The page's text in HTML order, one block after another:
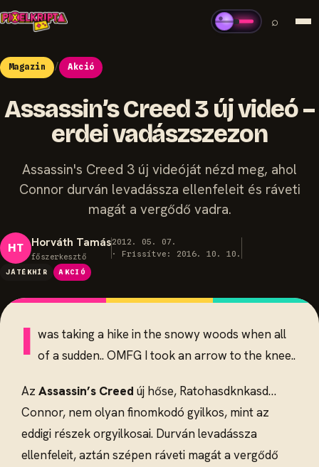
⌕
Magazin / Akció
Assassin’s Creed 3 új videó –
erdei vadászszezon
Assassin's Creed 3 új videóját nézd meg, ahol
Connor durván levadássza ellenfeleit és ráveti
magát a vergődő vadra.
HT Horváth Tamás
főszerkesztő
2012. 05. 07.
· Frissítve: 2016. 10. 10.
JÁTÉKHÍR AKCIÓ
I was taking a hike in the snowy woods when all
of a sudden.. OMFG I took an arrow to the knee..
Az Assassin’s Creed új hőse, Ratohasdknkasd…
Connor, nem olyan finomkodó gyilkos, mint az
eddigi részek orgyilkosai. Durván levadássza
ellenfeleit, aztán szépen ráveti magát a vergődő